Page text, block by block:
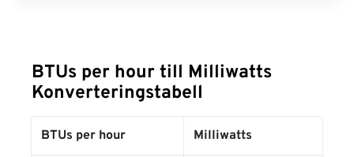
BTUs per hour till Milliwatts
Konverteringstabell
BTUs per hour Milliwatts